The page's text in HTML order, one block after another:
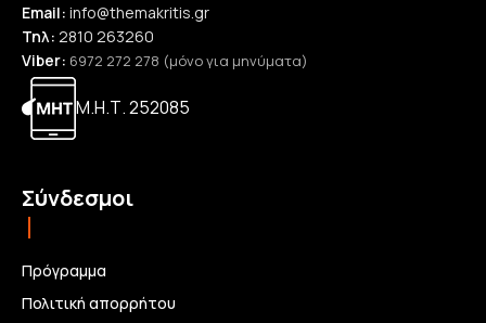
Email: info@themakritis.gr
Τηλ: 2810 263260
Viber: 6972 272 278 (μόνο για μηνύματα)
Μ.Η.Τ. 252085
Σύνδεσμοι
Πρόγραμμα
Πολιτική απορρήτου